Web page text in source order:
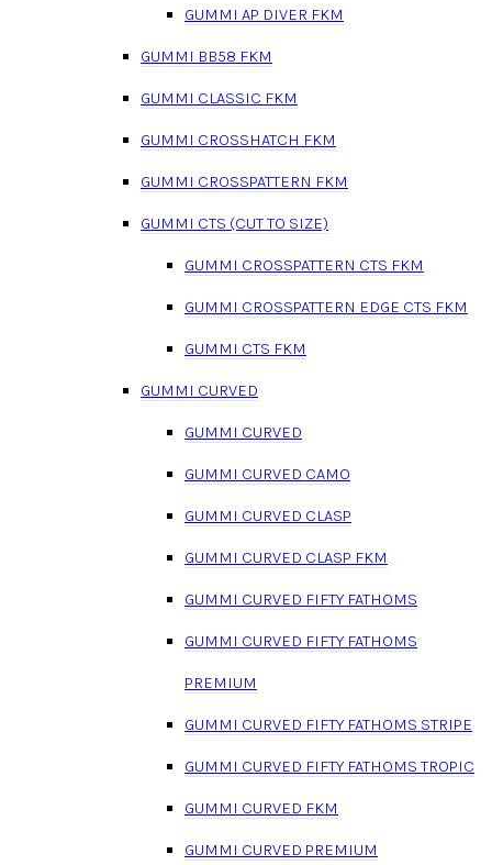
GUMMI AP DIVER FKM
GUMMI BB58 FKM
GUMMI CLASSIC FKM
GUMMI CROSSHATCH FKM
GUMMI CROSSPATTERN FKM
GUMMI CTS (CUT TO SIZE)
GUMMI CROSSPATTERN CTS FKM
GUMMI CROSSPATTERN EDGE CTS FKM
GUMMI CTS FKM
GUMMI CURVED
GUMMI CURVED
GUMMI CURVED CAMO
GUMMI CURVED CLASP
GUMMI CURVED CLASP FKM
GUMMI CURVED FIFTY FATHOMS
GUMMI CURVED FIFTY FATHOMS
PREMIUM
GUMMI CURVED FIFTY FATHOMS STRIPE
GUMMI CURVED FIFTY FATHOMS TROPIC
GUMMI CURVED FKM
GUMMI CURVED PREMIUM